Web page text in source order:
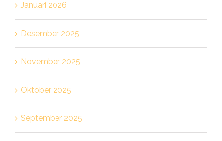
Januari 2026
Desember 2025
November 2025
Oktober 2025
September 2025